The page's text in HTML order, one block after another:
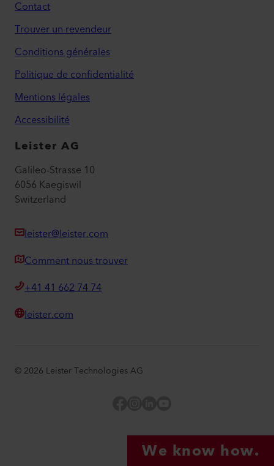
Contact
Trouver un revendeur
Conditions générales
Politique de confidentialité
Mentions légales
Accessibilité
Leister AG
Galileo-Strasse 10
6056 Kaegiswil
Switzerland
leister@leister.com
Comment nous trouver
+41 41 662 74 74
leister.com
© 2026 Leister Technologies AG
We know how.